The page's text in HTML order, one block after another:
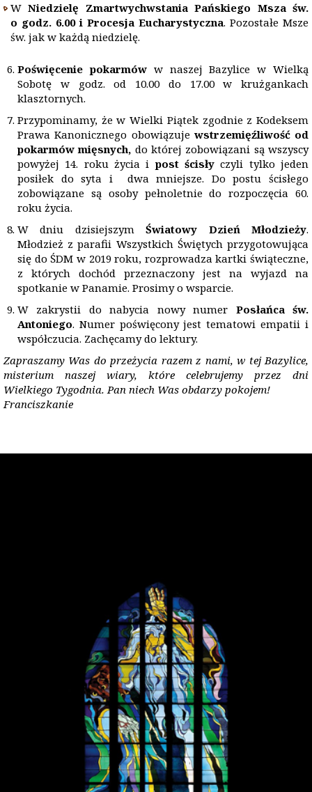
WNiedzielę Zmartwychwstania Pańskiego Msza św.
o godz. 6.00 i Procesja Eucharystyczna. Pozostałe Msze
św. jak w każdą niedzielę.
Poświęcenie pokarmóww naszej Bazylice w Wielką
Sobotę w godz. od 10.00 do 17.00 w krużgankach
klasztornych.
Przypominamy, że w Wielki Piątek zgodnie z Kodeksem
Prawa Kanonicznego obowiązuje wstrzemięźliwość od
pokarmów mięsnych, do której zobowiązani są wszyscy
powyżej 14. roku życia ipost ścisły czyli tylko jeden
posiłek do syta i dwa mniejsze. Do postu ścisłego
zobowiązane są osoby pełnoletnie do rozpoczęcia 60.
roku życia.
W dniu dzisiejszymŚwiatowy Dzień Młodzieży.
Młodzież z parafii Wszystkich Świętych przygotowująca
się do ŚDM w 2019 roku, rozprowadza kartki świąteczne,
z których dochód przeznaczony jest na wyjazd na
spotkanie w Panamie. Prosimy o wsparcie.
W zakrystii do nabycia nowy numer Posłańca św.
Antoniego. Numer poświęcony jest tematowi empatii i
współczucia. Zachęcamy do lektury.
Zapraszamy Was do przeżycia razem z nami, w tej Bazylice,
misterium naszej wiary, które celebrujemy przez dni
Wielkiego Tygodnia. Pan niech Was obdarzy pokojem!
Franciszkanie